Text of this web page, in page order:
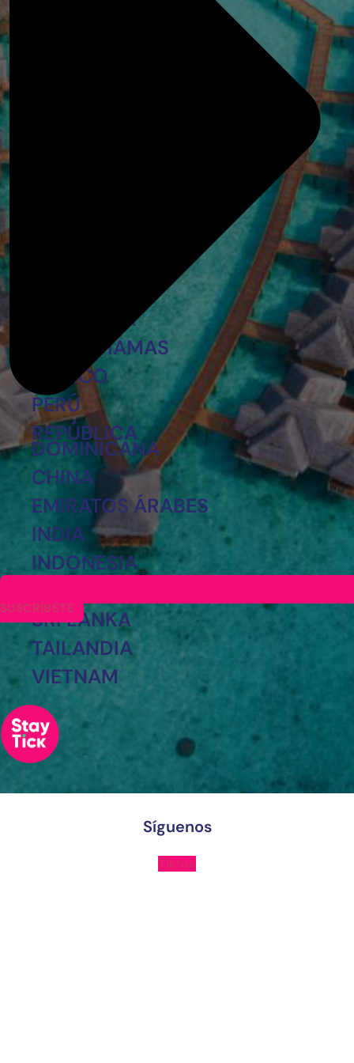
COLOMBIA
LAS BAHAMAS
MÉXICO
PERÚ
REPÚBLICA
DOMINICANA
CHINA
EMIRATOS ÁRABES
INDIA
INDONESIA
SRI LANKA
TAILANDIA
VIETNAM
X
SUSCRÍBETE
Síguenos
Tiktok